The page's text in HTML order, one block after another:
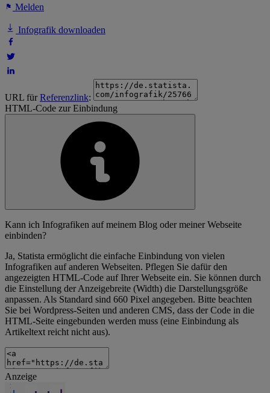
Melden
Infografik downloaden
URL fürReferenzlink:
HTML-Code zur Einbindung
Kann ich Infografiken auf meinem Blog oder meiner Webseite
einbinden?
Ja, Statista ermöglicht die einfache Einbindung von vielen
Infografiken auf anderen Webseiten. Pflegen Sie dafür den
angezeigten HTML-Code auf Ihrer Webseite ein. Sie können durch
die Einstellung der Anzeigebreite (Width) die Darstellungsgröße
anpassen. Als Standard sind 660 Pixel angegeben. Bitte beachten
Sie bei Wordpress-Seiten und anderen CMS, dass der Code in die
HTML-Seite eingebunden werden muss (eine Einbindung als
Artikeltext reicht nicht aus).
Anzeige